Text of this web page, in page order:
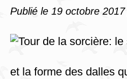
Publié le 19 octobre 2017
et la forme des dalles